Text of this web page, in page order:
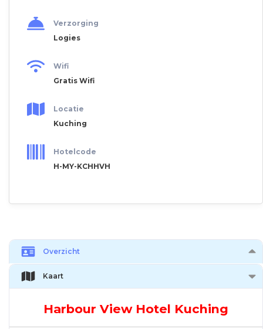
Verzorging
Logies
Wifi
Gratis Wifi
Locatie
Kuching
Hotelcode
H-MY-KCHHVH
Overzicht
Kaart
Harbour View Hotel Kuching